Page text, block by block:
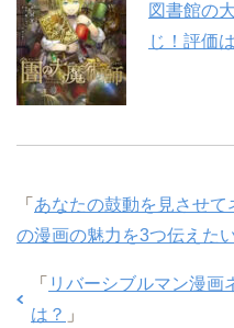
図書館の
じ！評価
「 あなたの鼓動を見させて
の漫画の魅力を3つ伝えた
「 リバーシブルマン漫画
は？ 」